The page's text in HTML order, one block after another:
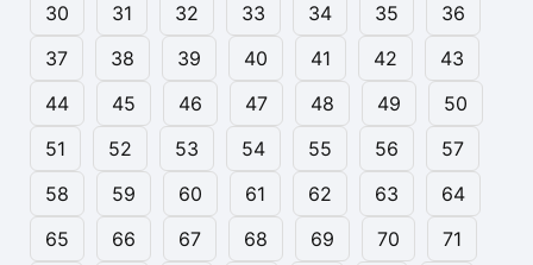
30
31 32 33 34 35
36
37
38 39 40 41 42
43
44
45 46 47 48 49
50
51
52 53 54 55 56
57
58
59 60 61 62 63
64
65
66 67 68 69 70 71